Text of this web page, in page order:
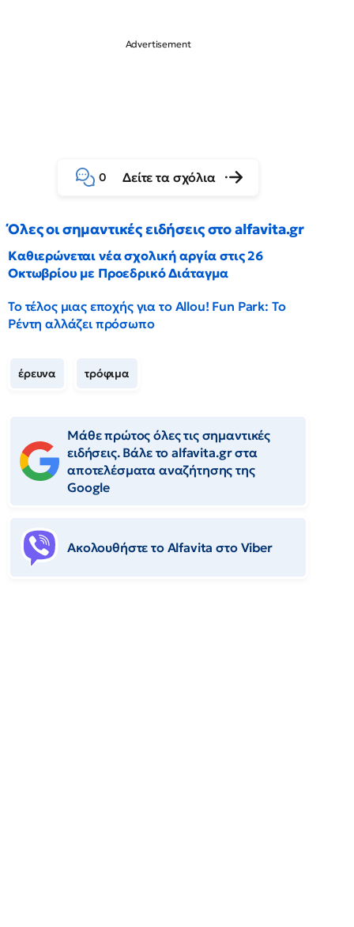
0 Δείτε τα σχόλια
Όλες οι σημαντικές ειδήσεις στο alfavita.gr
Καθιερώνεται νέα σχολική αργία στις 26
Οκτωβρίου με Προεδρικό Διάταγμα
Το τέλος μιας εποχής για το Allou! Fun Park: Το
Ρέντη αλλάζει πρόσωπο
έρευνα τρόφιμα
Μάθε πρώτος όλες τις σημαντικές
ειδήσεις. Βάλε το alfavita.gr στα
αποτελέσματα αναζήτησης της
Google
Ακολουθήστε το Αlfavita στο Viber